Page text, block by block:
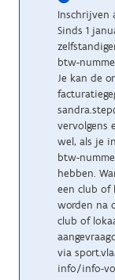
Inschrijven
Sinds 1
btw-
Je kan de
vervolgens
wel, als je
btw-
hebben.
een club of
worden na
club of
via
info/info-